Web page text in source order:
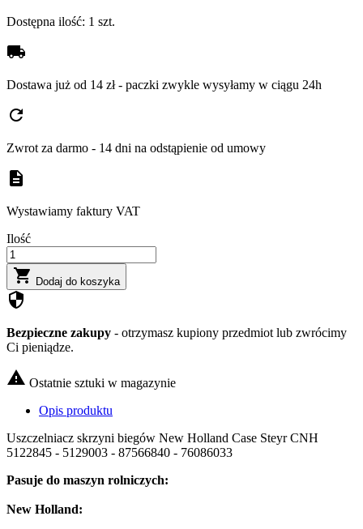
Dostępna ilość: 1 szt.
local_shipping
Dostawa już od 14 zł - paczki zwykle wysyłamy w ciągu 24h
refresh
Zwrot za darmo - 14 dni na odstąpienie od umowy
description
Wystawiamy faktury VAT
Ilość
 Dodaj do koszyka
security
Bezpieczne zakupy - otrzymasz kupiony przedmiot lub zwrócimy
Ci pieniądze.
 Ostatnie sztuki w magazynie
Opis produktu
Uszczelniacz skrzyni biegów New Holland Case Steyr CNH
5122845 - 5129003 - 87566840 - 76086033
Pasuje do maszyn rolniczych:
New Holland: